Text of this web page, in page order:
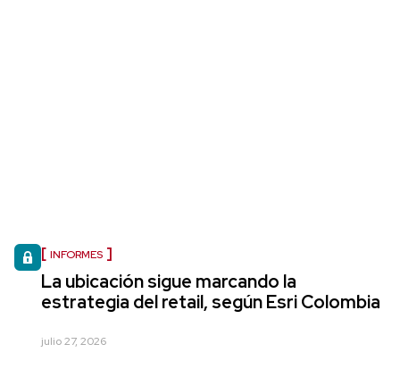
INFORMES
La ubicación sigue marcando la
estrategia del retail, según Esri Colombia
julio 27, 2026